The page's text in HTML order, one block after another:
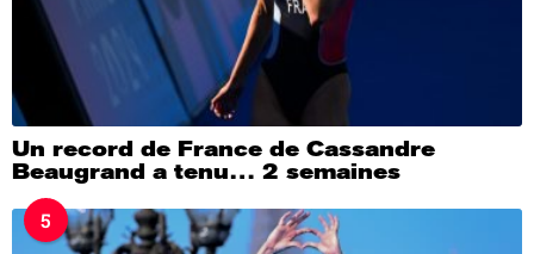
Un record de France de Cassandre
Beaugrand a tenu… 2 semaines
5